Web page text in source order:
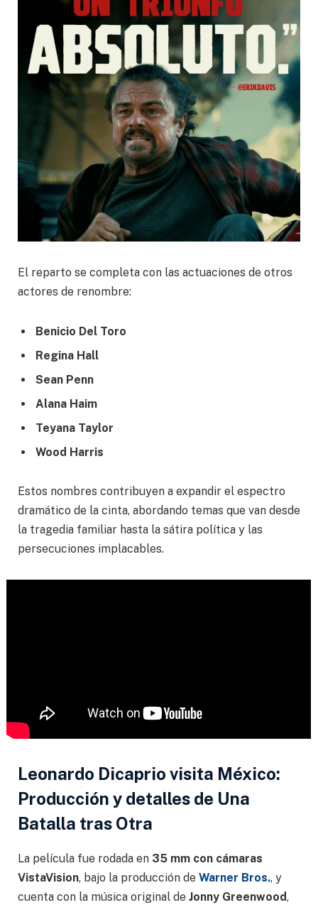
El reparto se completa con las actuaciones de otros
actores de renombre:
Benicio Del Toro
Regina Hall
Sean Penn
Alana Haim
Teyana Taylor
Wood Harris
Estos nombres contribuyen a expandir el espectro
dramático de la cinta, abordando temas que van desde
la tragedia familiar hasta la sátira política y las
persecuciones implacables.
Leonardo Dicaprio visita México:
Producción y detalles de Una
Batalla tras Otra
La película fue rodada en 35 mm con cámaras
VistaVision, bajo la producción de Warner Bros., y
cuenta con la música original de Jonny Greenwood,